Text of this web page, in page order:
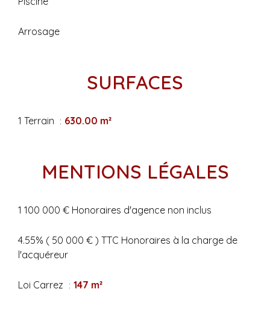
Arrosage
SURFACES
1 Terrain 630.00 m²
MENTIONS LÉGALES
1 100 000 € Honoraires d'agence non inclus
4.55% ( 50 000 € ) TTC Honoraires à la charge de
l'acquéreur
Loi Carrez 147 m²